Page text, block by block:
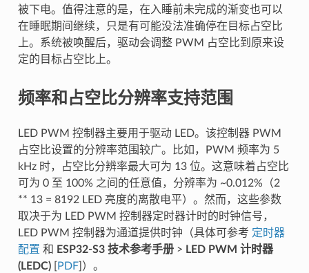
被下电。值得注意的是，在入睡前未完成的渐变也可以
在睡眠期间继续，只是有可能没法准确停在目标占空比
上。系统被唤醒后，驱动会调整 PWM 占空比到原来设
定的目标占空比上。
频率和占空比分辨率支持范围
LED PWM 控制器主要用于驱动 LED。该控制器 PWM
占空比设置的分辨率范围较广。比如，PWM 频率为 5
kHz 时，占空比分辨率最大可为 13 位。这意味着占空比
可为 0 至 100% 之间的任意值，分辨率为 ~0.012%（2
** 13 = 8192 LED 亮度的离散电平）。然而，这些参数
取决于为 LED PWM 控制器定时器计时的时钟信号，
LED PWM 控制器为通道提供时钟（具体可参考 定时器
配置 和 ESP32-S3 技术参考手册> LED PWM 计时器
(LEDC)[ PDF]）。